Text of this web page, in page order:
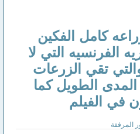
كامل الفكين
الفرنسيه التي لا
تقي الزرعات
الطويل كما
في الفيلم
المرفقة